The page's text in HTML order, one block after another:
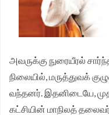
அவருக்கு நுரையீரல் சார்ந்த
நிலையில், மருத்துவக்
வந்தனர். இதனிடையே,
கட்சியின் மாநிலத்